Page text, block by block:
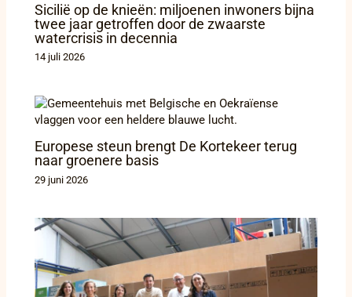
Sicilië op de knieën: miljoenen inwoners bijna
twee jaar getroffen door de zwaarste
watercrisis in decennia
14 juli 2026
Europese steun brengt De Kortekeer terug
naar groenere basis
29 juni 2026